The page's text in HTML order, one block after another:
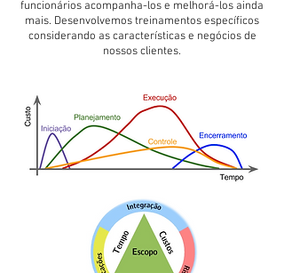
funcionários acompanha-los e melhorá-los ainda
mais. Desenvolvemos treinamentos específicos
considerando as características e negócios de
nossos clientes.